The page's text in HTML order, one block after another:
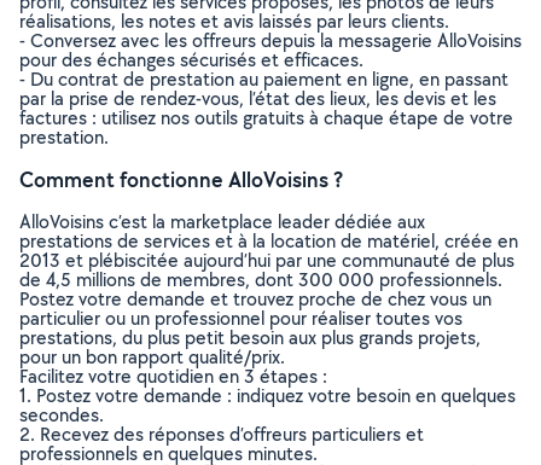
réalisations, les notes et avis laissés par leurs clients.
- Conversez avec les offreurs depuis la messagerie AlloVoisins
pour des échanges sécurisés et efficaces.
- Du contrat de prestation au paiement en ligne, en passant
par la prise de rendez-vous, l’état des lieux, les devis et les
factures : utilisez nos outils gratuits à chaque étape de votre
prestation.
Comment fonctionne AlloVoisins ?
AlloVoisins c’est la marketplace leader dédiée aux
prestations de services et à la location de matériel, créée en
2013 et plébiscitée aujourd’hui par une communauté de plus
de 4,5 millions de membres, dont 300 000 professionnels.
Postez votre demande et trouvez proche de chez vous un
particulier ou un professionnel pour réaliser toutes vos
prestations, du plus petit besoin aux plus grands projets,
pour un bon rapport qualité/prix.
Facilitez votre quotidien en 3 étapes :
1. Postez votre demande : indiquez votre besoin en quelques
secondes.
2. Recevez des réponses d’offreurs particuliers et
professionnels en quelques minutes.